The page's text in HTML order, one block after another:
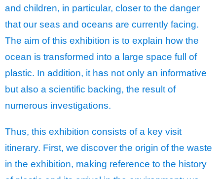
and children, in particular, closer to the danger
that our seas and oceans are currently facing.
The aim of this exhibition is to explain how the
ocean is transformed into a large space full of
plastic. In addition, it has not only an informative
but also a scientific backing, the result of
numerous investigations.
Thus, this exhibition consists of a key visit
itinerary. First, we discover the origin of the waste
in the exhibition, making reference to the history